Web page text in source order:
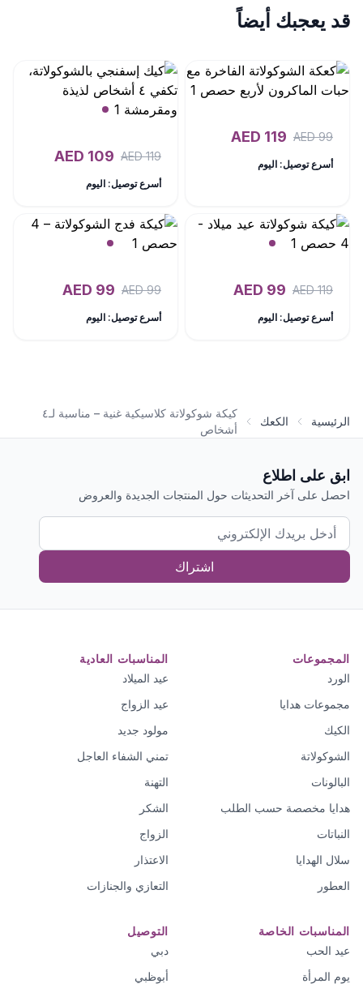
قد يعجبك أيضاً
99
AED
119
أسرع توصيل: اليوم
119
AED
109
أسرع توصيل: اليوم
119
AED
99
أسرع توصيل: اليوم
99
AED
99
أسرع توصيل: اليوم
الرئيسية الكعك
كيكة شوكولاتة كلاسيكية غنية – مناسبة لـ٤
أشخاص
ابق على اطلاع
احصل على آخر التحديثات حول المنتجات الجديدة والعروض
اشتراك
المجموعات
الورد
مجموعات هدايا
الكيك
الشوكولاتة
البالونات
هدايا مخصصة حسب الطلب
النباتات
سلال الهدايا
العطور
المناسبات العادية
عيد الميلاد
عيد الزواج
مولود جديد
تمني الشفاء العاجل
التهنة
الشكر
الزواج
الاعتذار
التعازي والجنازات
المناسبات الخاصة
عيد الحب
يوم المرأة
التوصيل
دبي
أبوظبي